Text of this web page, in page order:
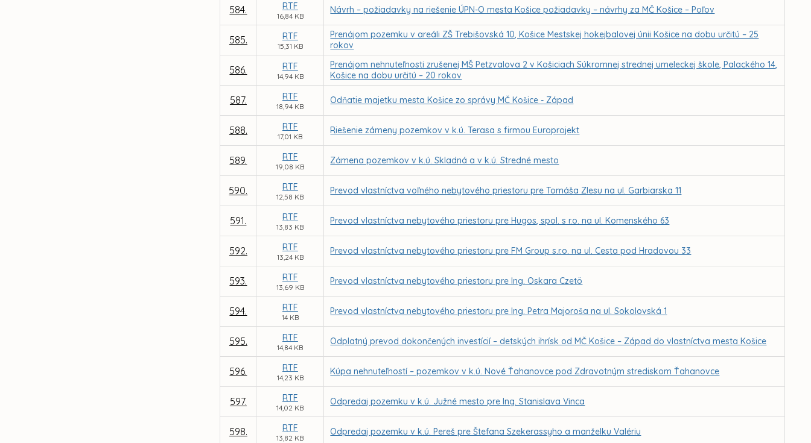
584. RTF
16,84 KB
Návrh – požiadavky na riešenie ÚPN-O mesta Košice požiadavky – návrhy za MČ Košice – Poľov
585. RTF
15,31 KB
Prenájom pozemku v areáli ZŠ Trebišovská 10, Košice Mestskej hokejbalovej únii Košice na dobu určitú – 25
rokov
586. RTF
14,94 KB
Prenájom nehnuteľnosti zrušenej MŠ Petzvalova 2 v Košiciach Súkromnej strednej umeleckej škole, Palackého 14,
Košice na dobu určitú – 20 rokov
587. RTF
18,94 KB
Odňatie majetku mesta Košice zo správy MČ Košice - Západ
588. RTF
17,01 KB
Riešenie zámeny pozemkov v k.ú. Terasa s firmou Europrojekt
589. RTF
19,08 KB
Zámena pozemkov v k.ú. Skladná a v k.ú. Stredné mesto
590. RTF
12,58 KB
Prevod vlastníctva voľného nebytového priestoru pre Tomáša Zlesu na ul. Garbiarska 11
591. RTF
13,83 KB
Prevod vlastníctva nebytového priestoru pre Hugos, spol. s r.o. na ul. Komenského 63
592. RTF
13,24 KB
Prevod vlastníctva nebytového priestoru pre FM Group s.r.o. na ul. Cesta pod Hradovou 33
593. RTF
13,69 KB
Prevod vlastníctva nebytového priestoru pre Ing. Oskara Czetö
594. RTF
14 KB
Prevod vlastníctva nebytového priestoru pre Ing. Petra Majoroša na ul. Sokolovská 1
595. RTF
14,84 KB
Odplatný prevod dokončených investícií – detských ihrísk od MČ Košice – Západ do vlastníctva mesta Košice
596. RTF
14,23 KB
Kúpa nehnuteľností – pozemkov v k.ú. Nové Ťahanovce pod Zdravotným strediskom Ťahanovce
597. RTF
14,02 KB
Odpredaj pozemku v k.ú. Južné mesto pre Ing. Stanislava Vinca
598. RTF
13,82 KB
Odpredaj pozemku v k.ú. Pereš pre Štefana Szekerassyho a manželku Valériu